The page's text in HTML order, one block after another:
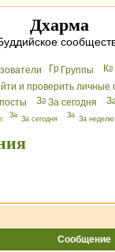
Дхарма
Группы
и проверить личные
За сегодня
За сегодня За неделю
Сообщение